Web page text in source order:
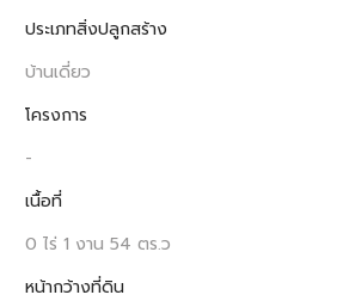
ประเภทสิ่งปลูกสร้าง
บ้านเดี่ยว
โครงการ
-
เนื้อที่
0 ไร่ 1 งาน 54 ตร.ว
หน้ากว้างที่ดิน